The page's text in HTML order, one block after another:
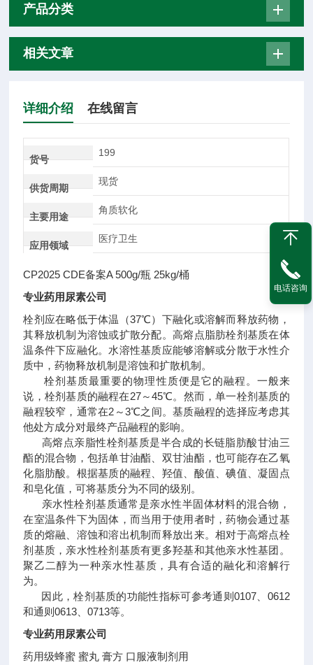
产品分类
相关文章
详细介绍 在线留言
货号
199
供货周期
现货
主要用途
角质软化
应用领域
医疗卫生
CP2025 CDE备案A 500g/瓶 25kg/桶
专业药用尿素公司
栓剂应在略低于体温（37℃）下融化或溶解而释放药物，
其释放机制为溶蚀或扩散分配。高熔点脂肪栓剂基质在体
温条件下应融化。水溶性基质应能够溶解或分散于水性介
质中，药物释放机制是溶蚀和扩散机制。
栓剂基质最重要的物理性质便是它的融程。一般来
说，栓剂基质的融程在27～45℃。然而，单一栓剂基质的
融程较窄，通常在2～3℃之间。基质融程的选择应考虑其
他处方成分对最终产品融程的影响。
高熔点亲脂性栓剂基质是半合成的长链脂肪酸甘油三
酯的混合物，包括单甘油酯、双甘油酯，也可能存在乙氧
化脂肪酸。根据基质的融程、羟值、酸值、碘值、凝固点
和皂化值，可将基质分为不同的级别。
亲水性栓剂基质通常是亲水性半固体材料的混合物，
在室温条件下为固体，而当用于使用者时，药物会通过基
质的熔融、溶蚀和溶出机制而释放出来。相对于高熔点栓
剂基质，亲水性栓剂基质有更多羟基和其他亲水性基团。
聚乙二醇为一种亲水性基质，具有合适的融化和溶解行
为。
因此，栓剂基质的功能性指标可参考通则0107、0612
和通则0613、0713等。
专业药用尿素公司
药用级蜂蜜 蜜丸 膏方 口服液制剂用
电话咨询